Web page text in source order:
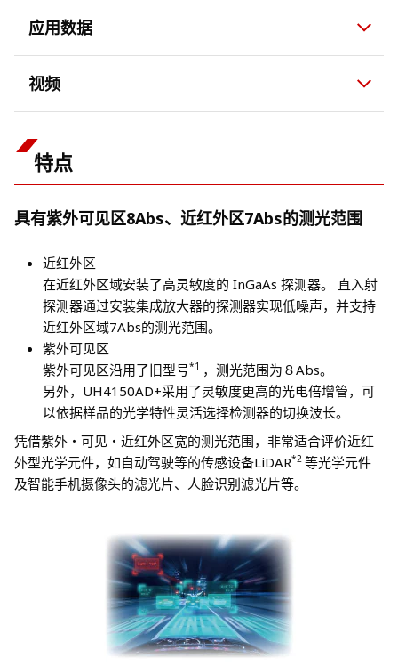
应用数据
视频
特点
具有紫外可见区8Abs、近红外区7Abs的测光范围
近红外区
在近红外区域安装了高灵敏度的 InGaAs 探测器。 直入射
探测器通过安装集成放大器的探测器实现低噪声，并支持
近红外区域7Abs的测光范围。
紫外可见区
紫外可见区沿用了旧型号*1 ，测光范围为８Abs。
另外，UH4150AD+采用了灵敏度更高的光电倍增管，可
以依据样品的光学特性灵活选择检测器的切换波长。
凭借紫外・可见・近红外区宽的测光范围，非常适合评价近红
外型光学元件，如自动驾驶等的传感设备LiDAR*2 等光学元件
及智能手机摄像头的滤光片、人脸识别滤光片等。